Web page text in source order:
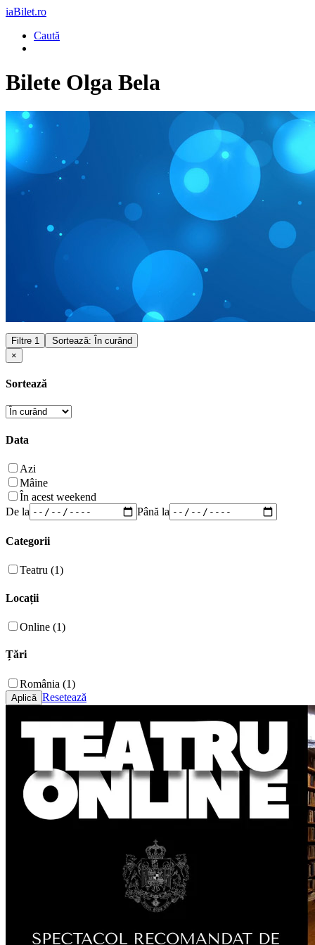
iaBilet.ro
Caută
Bilete Olga Bela
Filtre 1
Sortează: În curând
×
Sortează
Data
Azi
Mâine
În acest weekend
De la
Până la
Categorii
Teatru (1)
Locații
Online (1)
Țări
România (1)
Resetează